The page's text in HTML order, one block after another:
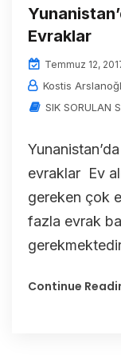
Evraklar
Temmuz 12,
Kostis
SIK SORULAN
evraklar Ev
gereken çok
fazla evrak
Continue